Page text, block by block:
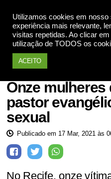
Utilizamos cookies em nosso
experiência mais relevante,
visitas repetidas. Ao clicar
utilização de TODOS os
ACEITO
Mulheres violadas
Onze mulheres
pastor
sexual
Publicado em 17 Mar, 2021 às
No Recife, onze